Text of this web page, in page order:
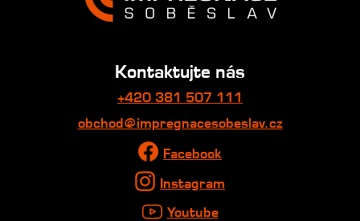
Kontaktujte nás
+420 381 507 111
obchod@impregnacesobeslav.cz
Facebook
Instagram
Youtube